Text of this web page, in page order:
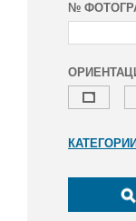
№
КАТЕГОРИИ
Досуг,
Культура